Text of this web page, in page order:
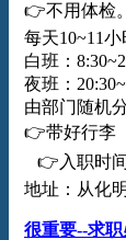
👉不用体检
每天10~11小
白班：
夜班：
由部门随机
👉带好行李
👉入职时间
地址：从化
很重要--求